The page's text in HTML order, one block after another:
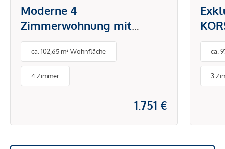
Moderne 4
Zimmerwohnung mit
großzügiger Freifläche!
ca. 102,65 m² Wohnfläche
4 Zimmer
1.751 €
ca.
3